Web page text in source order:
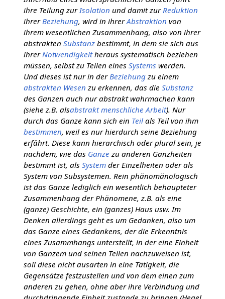
ihre Teilung zur Isolation und damit zur Reduktion
ihrer Beziehung, wird in ihrerAbstraktion von
ihrem wesentlichen Zusammenhang, also von ihrer
abstrakten Substanzbestimmt, in dem sie sich aus
ihrer Notwendigkeitheraus systematisch beziehen
müssen, selbst zu Teilen eines Systems werden.
Und dieses ist nur in der Beziehungzu einem
abstrakten Wesen zu erkennen, das die Substanz
des Ganzen auch nur abstrakt wahrmachen kann
(siehe z.B. alsabstrakt menschliche Arbeit). Nur
durch das Ganze kann sich ein Teilals Teil von ihm
bestimmen, weil es nur hierdurch seine Beziehung
erfährt. Diese kann hierarchisch oder plural sein, je
nachdem, wie das Ganze zu anderen Ganzheiten
bestimmt ist, als Systemder Einzelheiten oder als
System von Subsystemen. Rein phänomänologisch
ist das Ganze lediglich ein wesentlich behaupteter
Zusammenhang der Phänomene, z.B. als eine
(ganze) Geschichte, ein (ganzes) Haus usw. Im
Denken allerdings geht es um Gedanken, also um
das Ganze eines Gedankens, der die Erkenntnis
eines Zusammhangs unterstellt, in der eine Einheit
von Ganzem und seinen Teilen nachzuweisen ist,
soll diese nicht ausarten in eine Tätigkeit, die
Gegensätze festzustellen und von dem einen zum
anderen zu gehen, ohne aber ihre Verbindung und